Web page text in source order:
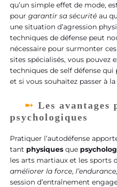
qu’un simple effet de mode,
pour garantir sa sécurité au
une situation d’agression
techniques de défense peut
nécessaire pour surmonter
sites spécialisés, vous pouvez
techniques de self défense qui
et si vous souhaitez passer à
Les avantages
psychologiques
Pratiquer l’autodéfense
tant physiques que
les arts martiaux et les sports
améliorer la force,
session d’entraînement